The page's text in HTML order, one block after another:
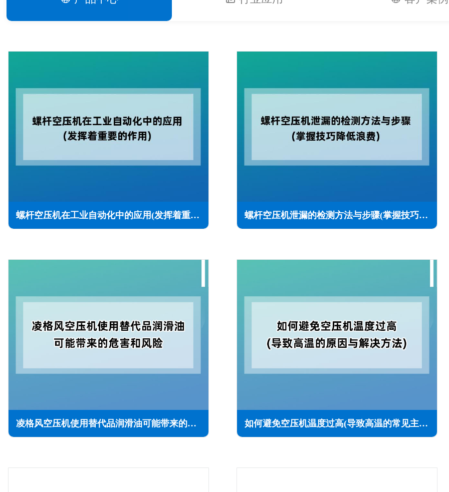
螺杆空压机在工业自动化中的应用(发挥着重要的作用) 螺杆空压机泄漏的检测方法与步骤(掌握技巧降低浪费)
凌格风空压机使用替代品润滑油可能带来的危害和风险(预防措施) 如何避免空压机温度过高(导致高温的常见主要原因与解决处理方法)